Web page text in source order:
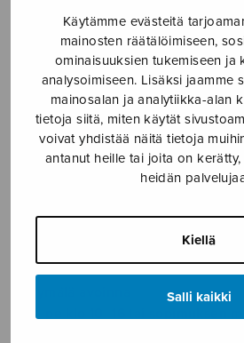
Käytämme evästeitä
mainosten räätälöimiseen,
ominaisuuksien tukemiseen ja
analysoimiseen. Lisäksi jaamme
mainosalan ja analytiikka-alan
tietoja siitä, miten käytät
voivat yhdistää näitä tietoja
antanut heille tai joita on
heidän
Kiellä
Salli kaikki
SOITINKOULUT JA OPPAAT
SOITINMUSIIKKI
YKSINLAULU
Sulasol nuottikauppa
ma–pe klo 10–16 tai sopimuksen